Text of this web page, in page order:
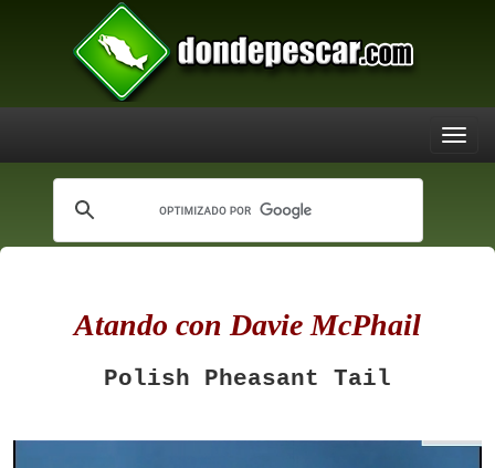
Atando con Davie McPhail
Polish Pheasant Tail